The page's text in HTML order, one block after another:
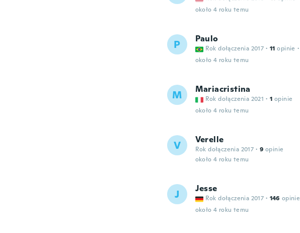
około 4 roku temu
P Paulo
Rok dołączenia 2017 · 11 opinie ·
około 4 roku temu
M Mariacristina
Rok dołączenia 2021 · 1 opinie
około 4 roku temu
V Verelle
Rok dołączenia 2017 · 9 opinie
około 4 roku temu
J Jesse
Rok dołączenia 2017 · 146 opinie
około 4 roku temu